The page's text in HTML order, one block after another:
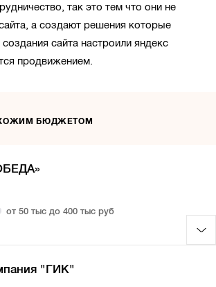
так это тем что они не
а создают решения которые
сайта настроили яндекс
продвижением.
БЮДЖЕТОМ
от 50 тыс до 400 тыс руб
"ГИК"